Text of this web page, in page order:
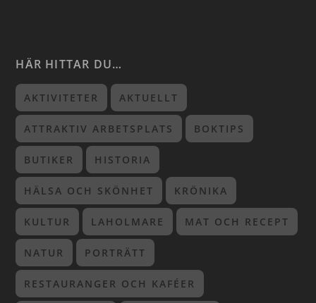
HÄR HITTAR DU…
AKTIVITETER AKTUELLT
ATTRAKTIV ARBETSPLATS BOKTIPS
BUTIKER HISTORIA
HÄLSA OCH SKÖNHET KRÖNIKA
KULTUR LAHOLMARE MAT OCH RECEPT
NATUR PORTRÄTT
RESTAURANGER OCH KAFÉER